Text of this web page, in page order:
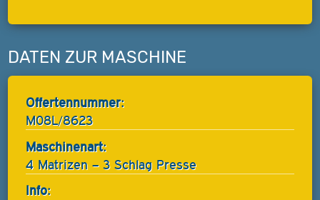
DATEN ZUR MASCHINE
Offertennummer:
M08L/8623
Maschinenart:
4 Matrizen – 3 Schlag Presse
Info: